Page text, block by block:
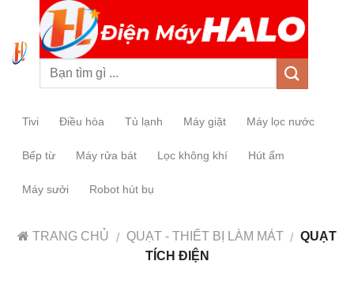
Tivi Điều hòa Tủ lạnh Máy giặt Máy lọc nước
Bếp từ Máy rửa bát Lọc không khí Hút ẩm
Máy sưởi Robot hút bụ
TRANG CHỦ / QUẠT - THIẾT BỊ LÀM MÁT / QUẠT
TÍCH ĐIỆN